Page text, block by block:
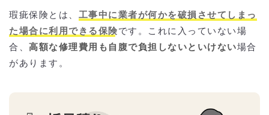
瑕疵保険とは、 工事中に業者が何かを破損させてしまっ
た場合に利用できる保険 です。これに入っていない場
合、 高額な修理費用も自腹で負担しないといけない場合
があります。